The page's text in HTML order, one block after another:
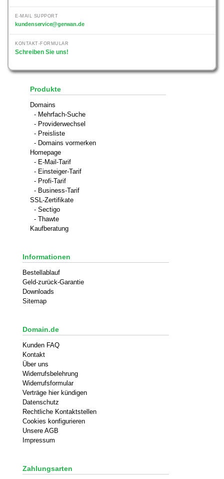
E-MAIL SUPPORT
kundenservice@gerwan.de
KONTAKT-FORMULAR
Schreiben Sie uns!
Produkte
Domains
- Mehrfach-Suche
- Providerwechsel
- Preisliste
- Domains vormerken
Homepage
- E-Mail-Tarif
- Einsteiger-Tarif
- Profi-Tarif
- Business-Tarif
SSL-Zertifikate
- Sectigo
- Thawte
Kaufberatung
Informationen
Bestellablauf
Geld-zurück-Garantie
Downloads
Sitemap
Domain.de
Kunden FAQ
Kontakt
Über uns
Widerrufsbelehrung
Widerrufsformular
Verträge hier kündigen
Datenschutz
Rechtliche Kontaktstellen
Cookies konfigurieren
Unsere AGB
Impressum
Zahlungsarten